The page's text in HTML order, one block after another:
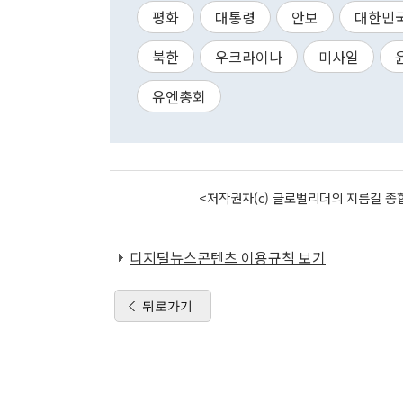
평화 대통령 안보
대한민
북한
우크라이나 미사일
유엔총회
<저작권자(c) 글로벌리더의 지름길
디지털뉴스콘텐츠 이용규칙 보기
뒤로가기